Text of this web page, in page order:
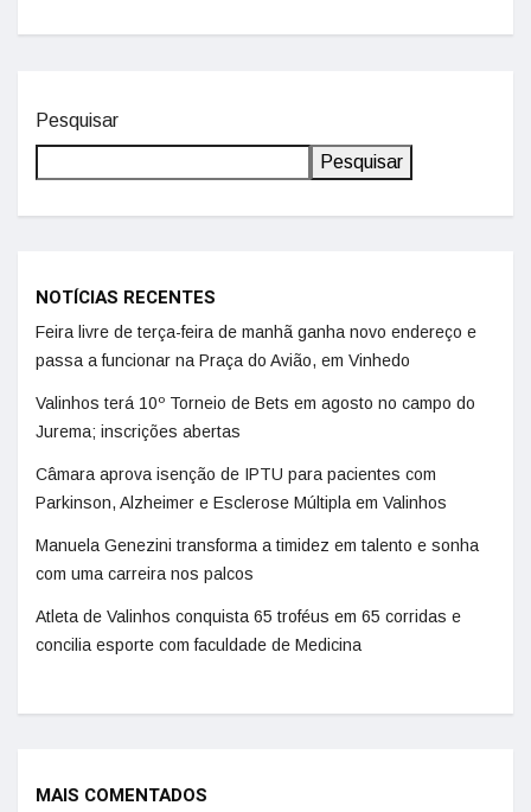
Pesquisar
Pesquisar
NOTÍCIAS RECENTES
Feira livre de terça-feira de manhã ganha novo endereço e
passa a funcionar na Praça do Avião, em Vinhedo
Valinhos terá 10º Torneio de Bets em agosto no campo do
Jurema; inscrições abertas
Câmara aprova isenção de IPTU para pacientes com
Parkinson, Alzheimer e Esclerose Múltipla em Valinhos
Manuela Genezini transforma a timidez em talento e sonha
com uma carreira nos palcos
Atleta de Valinhos conquista 65 troféus em 65 corridas e
concilia esporte com faculdade de Medicina
MAIS COMENTADOS